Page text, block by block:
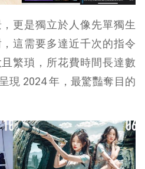
更是獨立於人像先單獨生
這需要多達近千次的指令
繁瑣，所花費時間長達數
現 2024 年，最驚豔奪目的